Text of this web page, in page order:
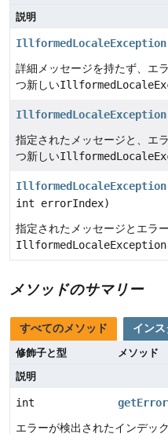
説明
IllformedLocaleException
詳細メッセージを持たず、エ
つ新しい
IllformedLocaleException
指定されたメッセージと、エ
つ新しい
IllformedLocaleException
int errorIndex)
指定されたメッセージとエラ
IllformedLocaleException
メソッドのサマリー
すべてのメソッド イン
修飾子と型
メソッド
説明
int
エラーが検出されたインデッ